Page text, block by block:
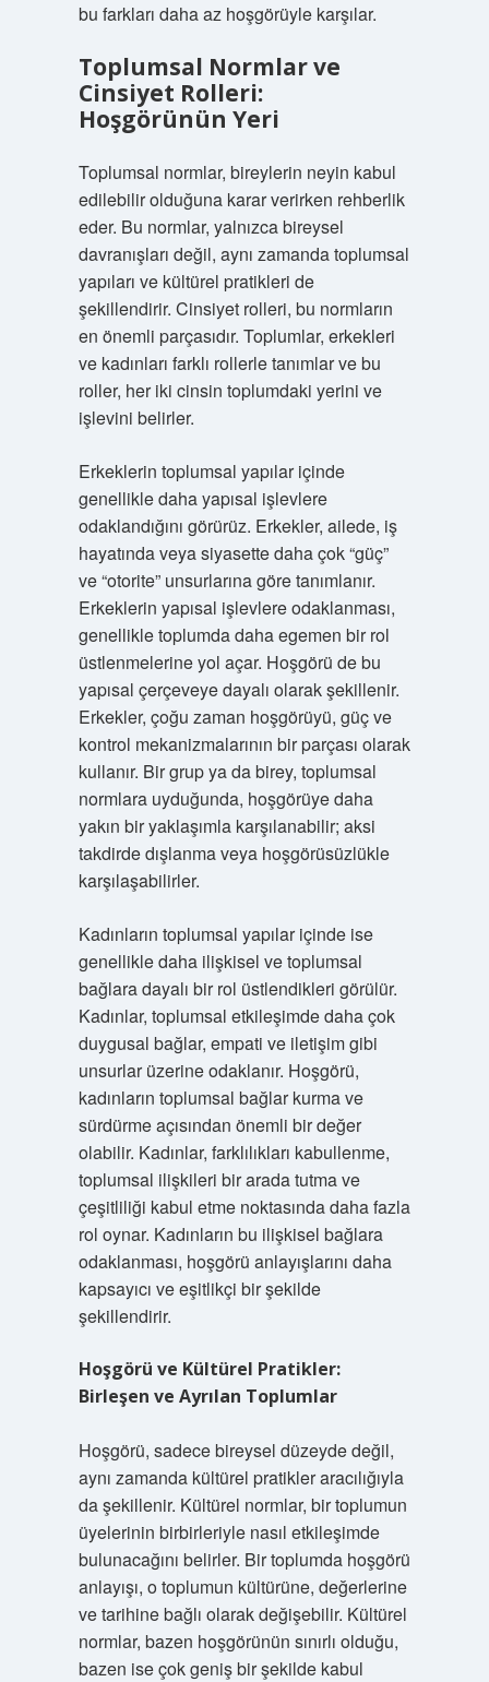
bu farkları daha az hoşgörüyle karşılar.
Toplumsal Normlar ve
Cinsiyet Rolleri:
Hoşgörünün Yeri
Toplumsal normlar, bireylerin neyin kabul
edilebilir olduğuna karar verirken rehberlik
eder. Bu normlar, yalnızca bireysel
davranışları değil, aynı zamanda toplumsal
yapıları ve kültürel pratikleri de
şekillendirir. Cinsiyet rolleri, bu normların
en önemli parçasıdır. Toplumlar, erkekleri
ve kadınları farklı rollerle tanımlar ve bu
roller, her iki cinsin toplumdaki yerini ve
işlevini belirler.
Erkeklerin toplumsal yapılar içinde
genellikle daha yapısal işlevlere
odaklandığını görürüz. Erkekler, ailede, iş
hayatında veya siyasette daha çok “güç”
ve “otorite” unsurlarına göre tanımlanır.
Erkeklerin yapısal işlevlere odaklanması,
genellikle toplumda daha egemen bir rol
üstlenmelerine yol açar. Hoşgörü de bu
yapısal çerçeveye dayalı olarak şekillenir.
Erkekler, çoğu zaman hoşgörüyü, güç ve
kontrol mekanizmalarının bir parçası olarak
kullanır. Bir grup ya da birey, toplumsal
normlara uyduğunda, hoşgörüye daha
yakın bir yaklaşımla karşılanabilir; aksi
takdirde dışlanma veya hoşgörüsüzlükle
karşılaşabilirler.
Kadınların toplumsal yapılar içinde ise
genellikle daha ilişkisel ve toplumsal
bağlara dayalı bir rol üstlendikleri görülür.
Kadınlar, toplumsal etkileşimde daha çok
duygusal bağlar, empati ve iletişim gibi
unsurlar üzerine odaklanır. Hoşgörü,
kadınların toplumsal bağlar kurma ve
sürdürme açısından önemli bir değer
olabilir. Kadınlar, farklılıkları kabullenme,
toplumsal ilişkileri bir arada tutma ve
çeşitliliği kabul etme noktasında daha fazla
rol oynar. Kadınların bu ilişkisel bağlara
odaklanması, hoşgörü anlayışlarını daha
kapsayıcı ve eşitlikçi bir şekilde
şekillendirir.
Hoşgörü ve Kültürel Pratikler:
Birleşen ve Ayrılan Toplumlar
Hoşgörü, sadece bireysel düzeyde değil,
aynı zamanda kültürel pratikler aracılığıyla
da şekillenir. Kültürel normlar, bir toplumun
üyelerinin birbirleriyle nasıl etkileşimde
bulunacağını belirler. Bir toplumda hoşgörü
anlayışı, o toplumun kültürüne, değerlerine
ve tarihine bağlı olarak değişebilir. Kültürel
normlar, bazen hoşgörünün sınırlı olduğu,
bazen ise çok geniş bir şekilde kabul